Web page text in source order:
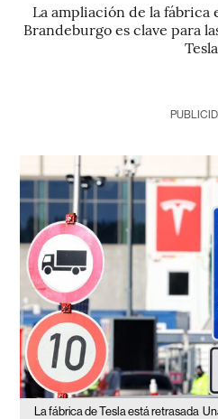
La ampliación de la fábrica
Brandeburgo es clave para
Tesla
La fábrica de Tesla está retrasada